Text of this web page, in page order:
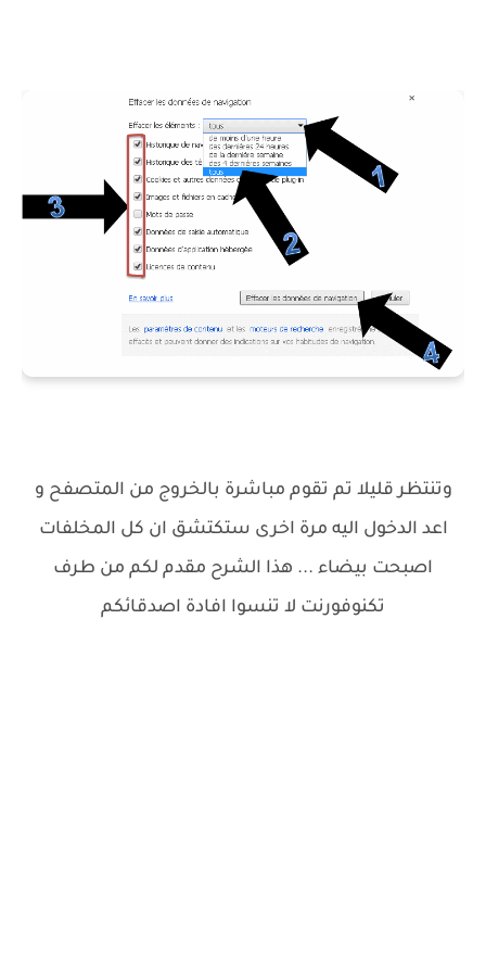
وتنتظر قليلا تم تقوم مباشرة بالخروج من المتصفح و
اعد الدخول اليه مرة اخرى ستكتشق ان كل المخلفات
اصبحت بيضاء ... هذا الشرح مقدم لكم من طرف
تكنوفورنت لا تنسوا افادة اصدقائكم